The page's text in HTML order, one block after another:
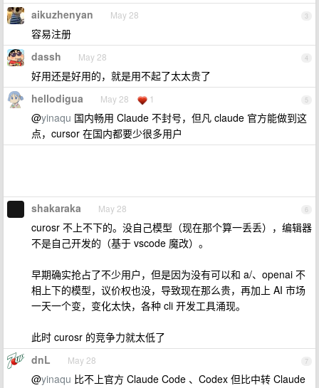
3
aikuzhenyan May 28
容易注册
4
dassh May 28
好用还是好用的，就是用不起了太太贵了
5
hellodigua May 28 1
@yinaqu 国内畅用 Claude 不封号，但凡 claude 官方能做到这
点，cursor 在国内都要少很多用户
6
shakaraka May 28
curosr 不上不下的。没自己模型（现在那个算一丢丢），编辑器
不是自己开发的（基于 vscode 魔改）。
早期确实抢占了不少用户，但是因为没有可以和 a/、openai 不
相上下的模型，议价权也没，导致现在那么贵，再加上 AI 市场
一天一个变，变化太快，各种 cli 开发工具涌现。
此时 curosr 的竞争力就太低了
7
dnL May 28
@yinaqu 比不上官方 Claude Code 、Codex 但比中转 Claude